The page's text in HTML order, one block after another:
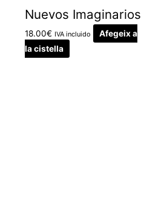
Nuevos Imaginarios
18.00€ IVA incluido
Afegeix a
la cistella